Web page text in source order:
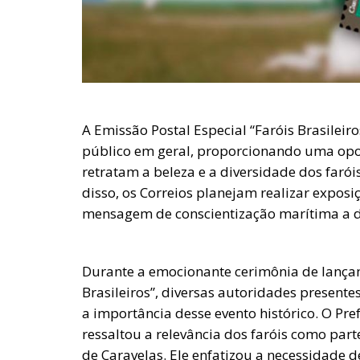
A Emissão Postal Especial “Faróis
público em geral, proporcionando uma
retratam a beleza e a diversidade dos
disso, os Correios planejam realizar
mensagem de conscientização marítima a
Durante a emocionante cerimônia de
Brasileiros”, diversas autoridades
a importância desse evento histórico. O
ressaltou a relevância dos faróis como
de Caravelas. Ele enfatizou a necessidade